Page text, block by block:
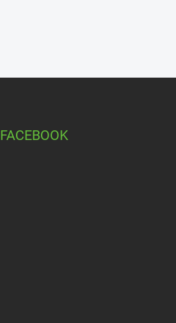
FACEBOOK